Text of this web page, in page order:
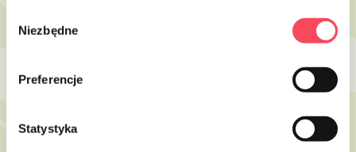
zgody
Niezbędne
Preferencje
Statystyka